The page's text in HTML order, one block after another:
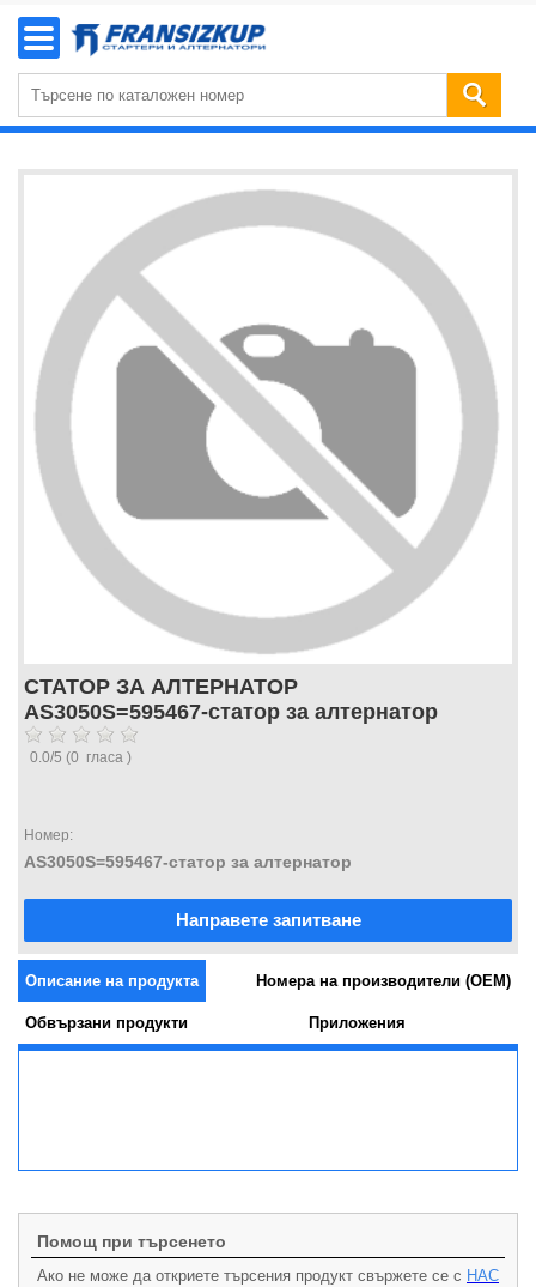
СТАТОР ЗА АЛТЕРНАТОР
AS3050S=595467-статор за алтернатор
0.0/5 (0 гласа )
Номер:
AS3050S=595467-статор за алтернатор
Направете запитване
Описание на продукта Номера на производители (OEM)
Обвързани продукти Приложения
Помощ при търсенето
Ако не може да откриете търсения продукт свържете се с НАС